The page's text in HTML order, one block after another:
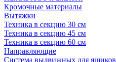
Кромочные материалы
Вытяжки
Техника в секцию 30 см
Техника в секцию 45 см
Техника в секцию 60 см
Направляющие
Система выдвижных для ящиков